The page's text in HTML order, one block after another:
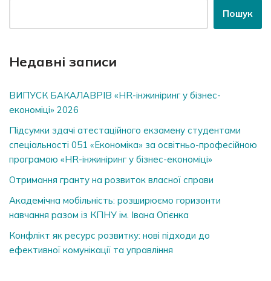
Пошук
Недавні записи
ВИПУСК БАКАЛАВРІВ «HR-інжиніринг у бізнес-
економіці» 2026
Підсумки здачі атестаційного екзамену студентами
спеціальності 051 «Економіка» за освітньо-професійною
програмою «HR-інжиніринг у бізнес-економіці»
Отримання гранту на розвиток власної справи
Академічна мобільність: розширюємо горизонти
навчання разом із КПНУ ім. Івана Огієнка
Конфлікт як ресурс розвитку: нові підходи до
ефективної комунікації та управління